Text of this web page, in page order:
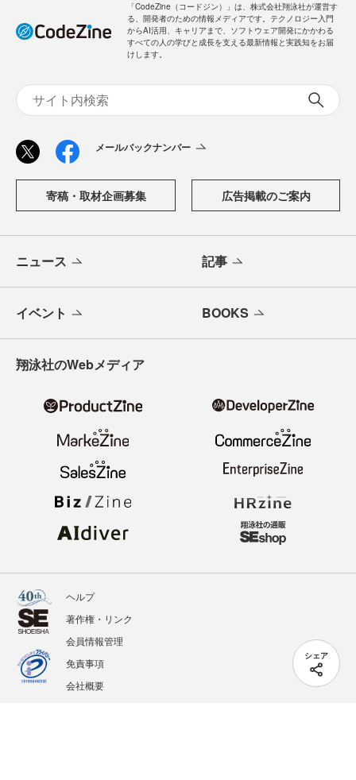
シェア
「CodeZine（コードジン）」は、株式会社翔泳社が運営す
る、開発者のための情報メディアです。テクノロジー入門
からAI活用、キャリアまで、ソフトウェア開発にかかわる
すべての人の学びと成長を支える最新情報と実践知をお届
けします。
メールバックナンバー
寄稿・取材企画募集 広告掲載のご案内
ニュース 記事
イベント BOOKS
翔泳社のWebメディア
ヘルプ
著作権・リンク
会員情報管理
免責事項
会社概要